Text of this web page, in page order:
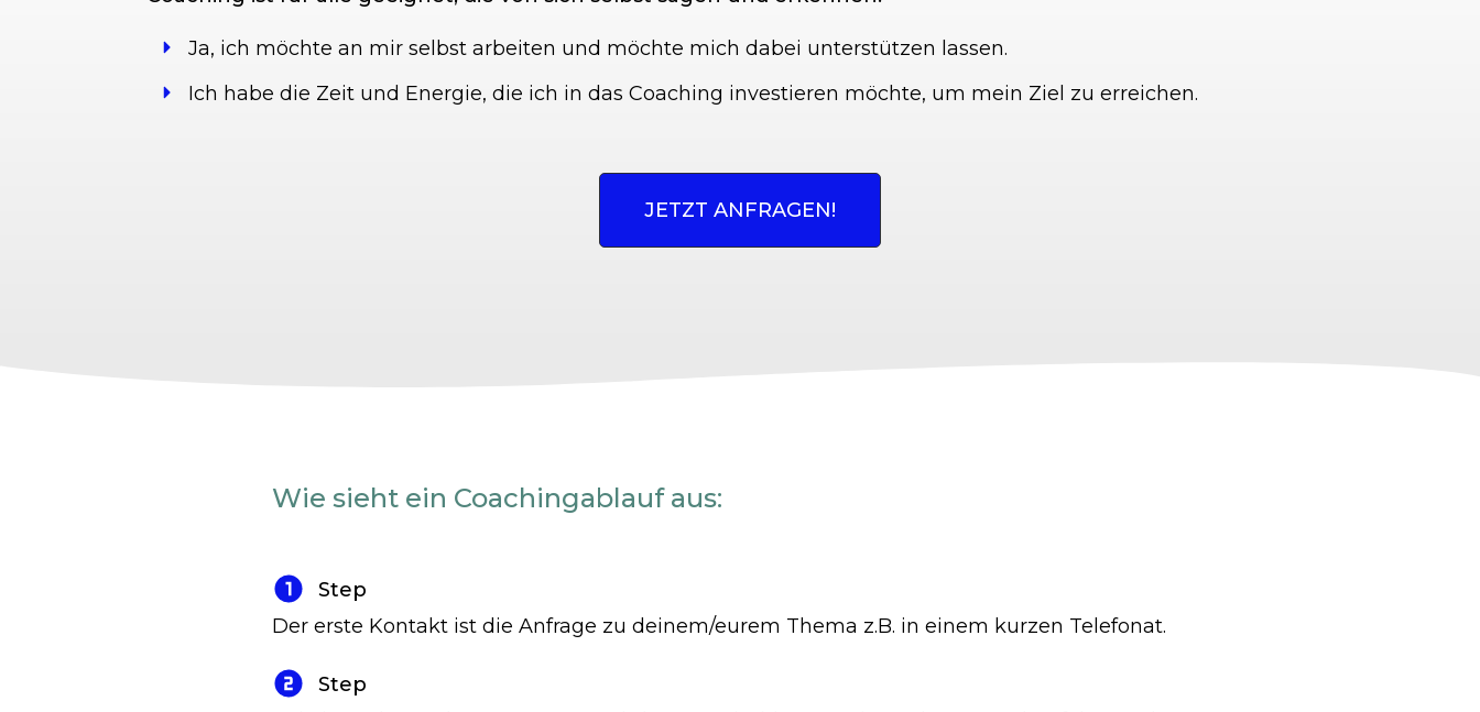
Ja, ich möchte an mir selbst arbeiten und möchte mich dabei unterstützen lassen.
Ich habe die Zeit und Energie, die ich in das Coaching investieren möchte, um mein Ziel zu erreichen.
JETZT ANFRAGEN!
Wie sieht ein Coachingablauf aus:
Step
Der erste Kontakt ist die Anfrage zu deinem/eurem Thema z.B. in einem kurzen Telefonat.
Step